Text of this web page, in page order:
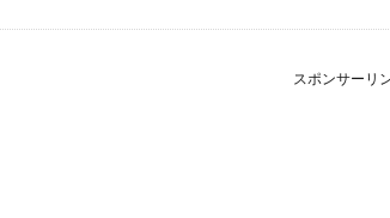
スポンサーリ